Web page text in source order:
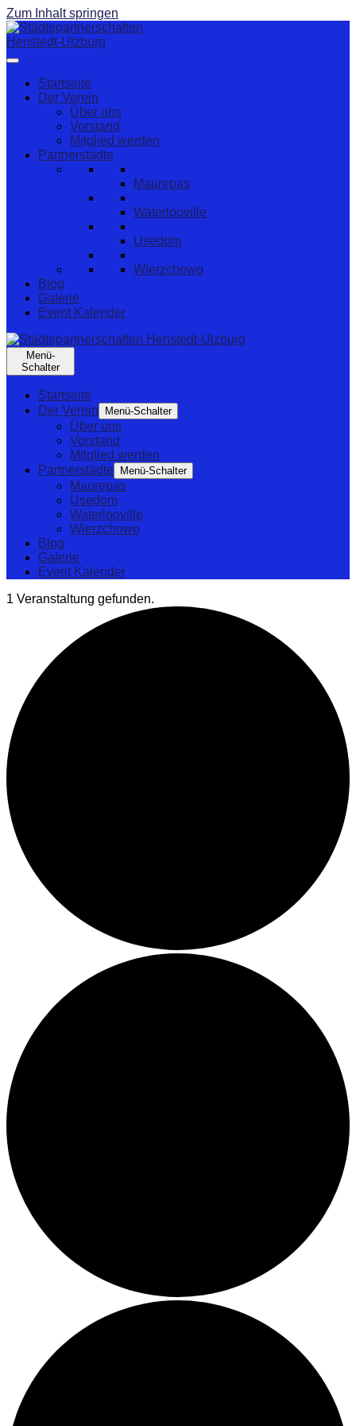
Zum Inhalt springen
Startseite
Der Verein
Über uns
Vorstand
Mitglied werden
Partnerstädte
Maurepas
Waterlooville
Usedom
Wierzchowo
Blog
Galerie
Event Kalender
Menü-
Schalter
Startseite
Der Verein
Menü-Schalter
Über uns
Vorstand
Mitglied werden
Partnerstädte
Menü-Schalter
Maurepas
Usedom
Waterlooville
Wierzchowo
Blog
Galerie
Event Kalender
1 Veranstaltung gefunden.